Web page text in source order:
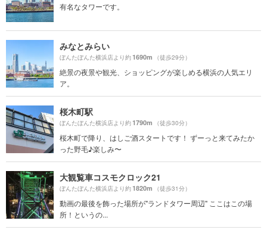
有名なタワーです。
みなとみらい
ぼんたぼんた横浜店より約1690m （徒歩29分）
絶景の夜景や観光、ショッピングが楽しめる横浜の人気エリ
ア。
桜木町駅
ぼんたぼんた横浜店より約1790m （徒歩30分）
桜木町で降り、はしご酒スタートです！ ずーっと来てみたか
った野毛♪楽しみ〜
大観覧車コスモクロック21
ぼんたぼんた横浜店より約1820m （徒歩31分）
動画の最後を飾った場所が"ランドタワー周辺" ここはこの場
所！というの...